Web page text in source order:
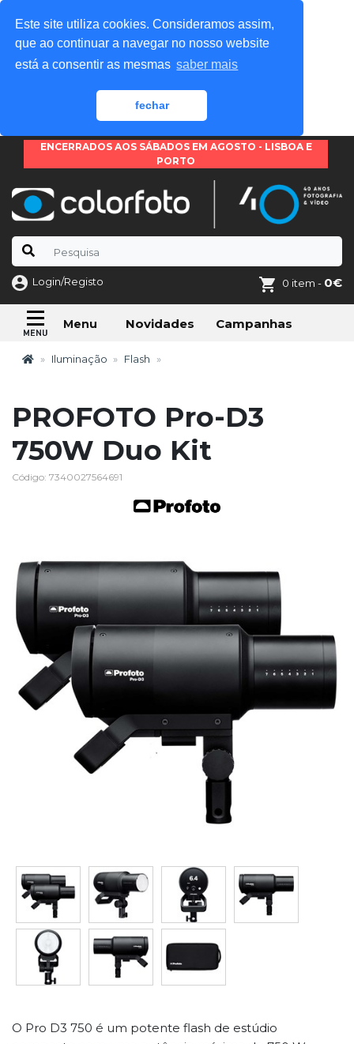
Este site utiliza cookies. Consideramos assim,
que ao continuar a navegar no nosso website
está a consentir as mesmas saber mais
fechar
ENCERRADOS AOS SÁBADOS EM AGOSTO - LISBOA E
PORTO
Login/Registo 0 item - 0€
Menu Novidades Campanhas
Iluminação Flash
PROFOTO Pro-D3
750W Duo Kit
Código: 7340027564691
O Pro D3 750 é um potente flash de estúdio